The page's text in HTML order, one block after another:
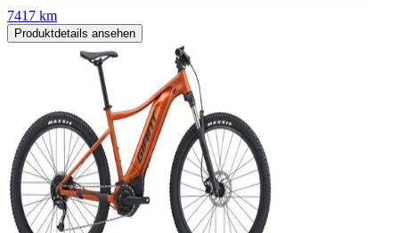
7417 km
Produktdetails ansehen